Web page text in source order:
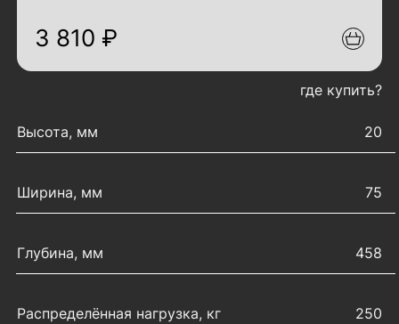
3 810 ₽
где купить?
Высота, мм
20
Ширина, мм 75
Глубина, мм 458
Распределённая нагрузка, кг 250